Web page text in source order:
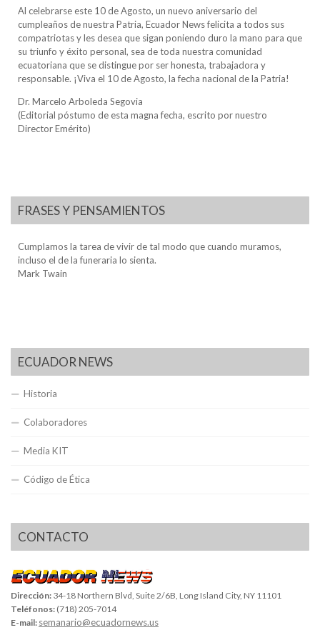
Al celebrarse este 10 de Agosto, un nuevo aniversario del
cumpleaños de nuestra Patria, Ecuador News felicita a todos sus
compatriotas y les desea que sigan poniendo duro la mano para que
su triunfo y éxito personal, sea de toda nuestra comunidad
ecuatoriana que se distingue por ser honesta, trabajadora y
responsable. ¡Viva el 10 de Agosto, la fecha nacional de la Patria!
Dr. Marcelo Arboleda Segovia
(Editorial póstumo de esta magna fecha, escrito por nuestro
Director Emérito)
FRASES Y PENSAMIENTOS
Cumplamos la tarea de vivir de tal modo que cuando muramos,
incluso el de la funeraria lo sienta.
Mark Twain
ECUADOR NEWS
Historia
Colaboradores
Media KIT
Código de Ética
CONTACTO
Dirección: 34-18 Northern Blvd, Suite 2/6B, Long Island City, NY 11101
Teléfonos: (718) 205-7014
E-mail: semanario@ecuadornews.us